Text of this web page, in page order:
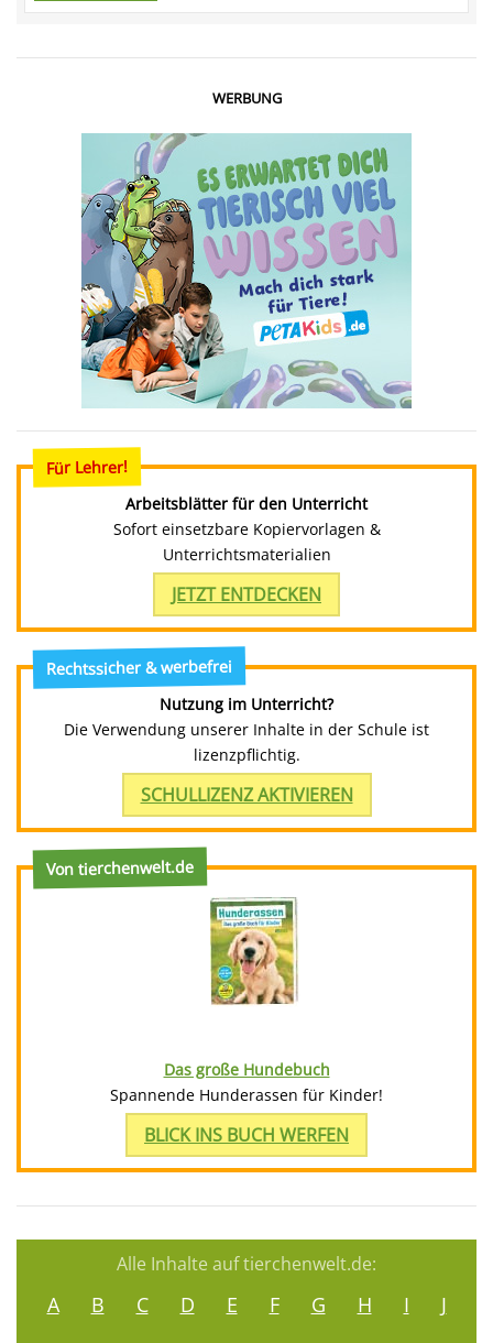
WERBUNG
Für Lehrer!
Arbeitsblätter für den Unterricht
Sofort einsetzbare Kopiervorlagen &
Unterrichtsmaterialien
JETZT ENTDECKEN
Rechtssicher & werbefrei
Nutzung im Unterricht?
Die Verwendung unserer Inhalte in der Schule ist
lizenzpflichtig.
SCHULLIZENZ AKTIVIEREN
Von tierchenwelt.de
Das große Hundebuch
Spannende Hunderassen für Kinder!
BLICK INS BUCH WERFEN
Alle Inhalte auf tierchenwelt.de:
A B C D E F G H I
J